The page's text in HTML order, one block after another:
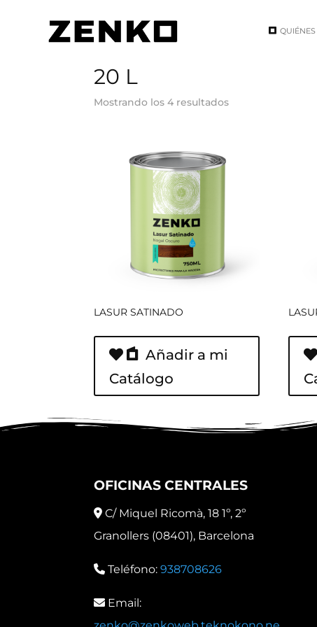
20 L
Mostrando los 4 resultados
LASUR SATINADO
Añadir a mi
Catálogo
OFICINAS CENTRALES
C/ Miquel Ricomà, 18 1º, 2º
Granollers (08401), Barcelona
Teléfono: 938708626
Email: